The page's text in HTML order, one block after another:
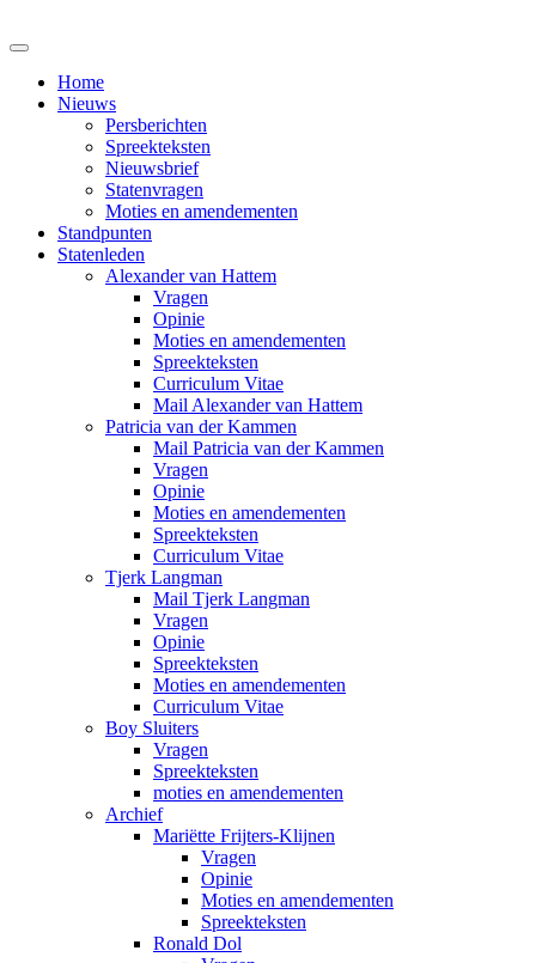
Home
Nieuws
Persberichten
Spreekteksten
Nieuwsbrief
Statenvragen
Moties en amendementen
Standpunten
Statenleden
Alexander van Hattem
Vragen
Opinie
Moties en amendementen
Spreekteksten
Curriculum Vitae
Mail Alexander van Hattem
Patricia van der Kammen
Mail Patricia van der Kammen
Vragen
Opinie
Moties en amendementen
Spreekteksten
Curriculum Vitae
Tjerk Langman
Mail Tjerk Langman
Vragen
Opinie
Spreekteksten
Moties en amendementen
Curriculum Vitae
Boy Sluiters
Vragen
Spreekteksten
moties en amendementen
Archief
Mariëtte Frijters-Klijnen
Vragen
Opinie
Moties en amendementen
Spreekteksten
Ronald Dol